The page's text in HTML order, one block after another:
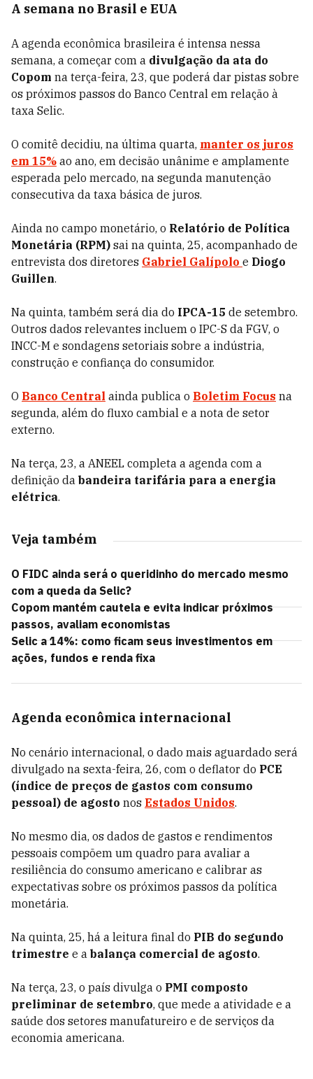
A semana no Brasil e EUA
A agenda econômica brasileira é intensa nessa
semana, a começar com a divulgação da ata do
Copom na terça-feira, 23, que poderá dar pistas sobre
os próximos passos do Banco Central em relação à
taxa Selic.
O comitê decidiu, na última quarta, manter os juros
em 15% ao ano, em decisão unânime e amplamente
esperada pelo mercado, na segunda manutenção
consecutiva da taxa básica de juros.
Ainda no campo monetário, o Relatório de Política
Monetária (RPM) sai na quinta, 25, acompanhado de
entrevista dos diretores Gabriel Galípolo e Diogo
Guillen.
Na quinta, também será dia do IPCA-15 de setembro.
Outros dados relevantes incluem o IPC-S da FGV, o
INCC-M e sondagens setoriais sobre a indústria,
construção e confiança do consumidor.
O Banco Central ainda publica o Boletim Focus na
segunda, além do fluxo cambial e a nota de setor
externo.
Na terça, 23, a ANEEL completa a agenda com a
definição da bandeira tarifária para a energia
elétrica.
Veja também
O FIDC ainda será o queridinho do mercado mesmo
com a queda da Selic?
Copom mantém cautela e evita indicar próximos
passos, avaliam economistas
Selic a 14%: como ficam seus investimentos em
ações, fundos e renda fixa
Agenda econômica internacional
No cenário internacional, o dado mais aguardado será
divulgado na sexta-feira, 26, com o deflator do PCE
(índice de preços de gastos com consumo
pessoal) de agosto nos Estados Unidos.
No mesmo dia, os dados de gastos e rendimentos
pessoais compõem um quadro para avaliar a
resiliência do consumo americano e calibrar as
expectativas sobre os próximos passos da política
monetária.
Na quinta, 25, há a leitura final do PIB do segundo
trimestre e a balança comercial de agosto.
Na terça, 23, o país divulga o PMI composto
preliminar de setembro, que mede a atividade e a
saúde dos setores manufatureiro e de serviços da
economia americana.